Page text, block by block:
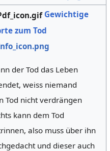
Gewichtige
zum Tod
der Tod das Leben
weiss niemand
Tod nicht verdrängen
kann dem Tod
also muss über ihn
und dieser auch